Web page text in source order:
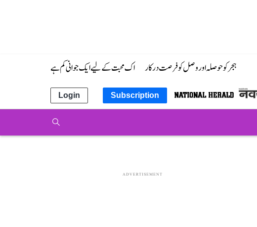
ہجر کو حوصلہ اور وصل کو فرصت درکار اک محبت کے لیے ایک جوانی کم ہے
Subscription
Login
ADVERTISEMENT